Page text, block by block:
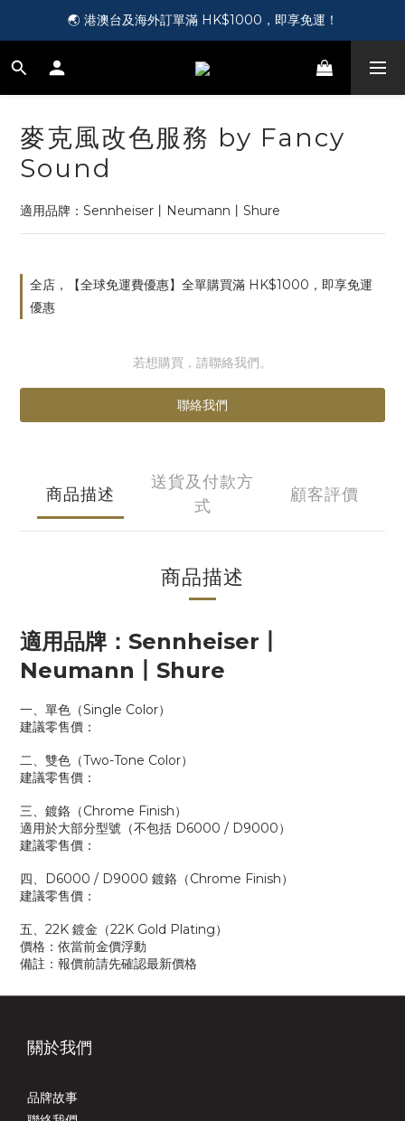
🎵 第一次接觸訂製耳機？歡迎到 Showroom 免費體驗【按此】
🌏 港澳台及海外訂單滿 HK$1000，即享免運！
🛍️ 成為新會員即送您 HK$50，即領即用！【按此】
麥克風改色服務 by Fancy
Sound
適用品牌：Sennheiser丨Neumann丨Shure
全店，【全球免運費優惠】全單購買滿 HK$1000，即享免運
優惠
若想購買，請聯絡我們。
聯絡我們
商品描述
送貨及付款方
式
顧客評價
商品描述
適用品牌：Sennheiser丨
Neumann丨Shure
一、單色（Single Color）
建議零售價：
二、雙色（Two-Tone Color）
建議零售價：
三、鍍鉻（Chrome Finish）
適用於大部分型號（不包括 D6000 / D9000）
建議零售價：
四、D6000 / D9000 鍍鉻（Chrome Finish）
建議零售價：
五、22K 鍍金（22K Gold Plating）
價格：依當前金價浮動
備註：報價前請先確認最新價格
關於我們
品牌故事